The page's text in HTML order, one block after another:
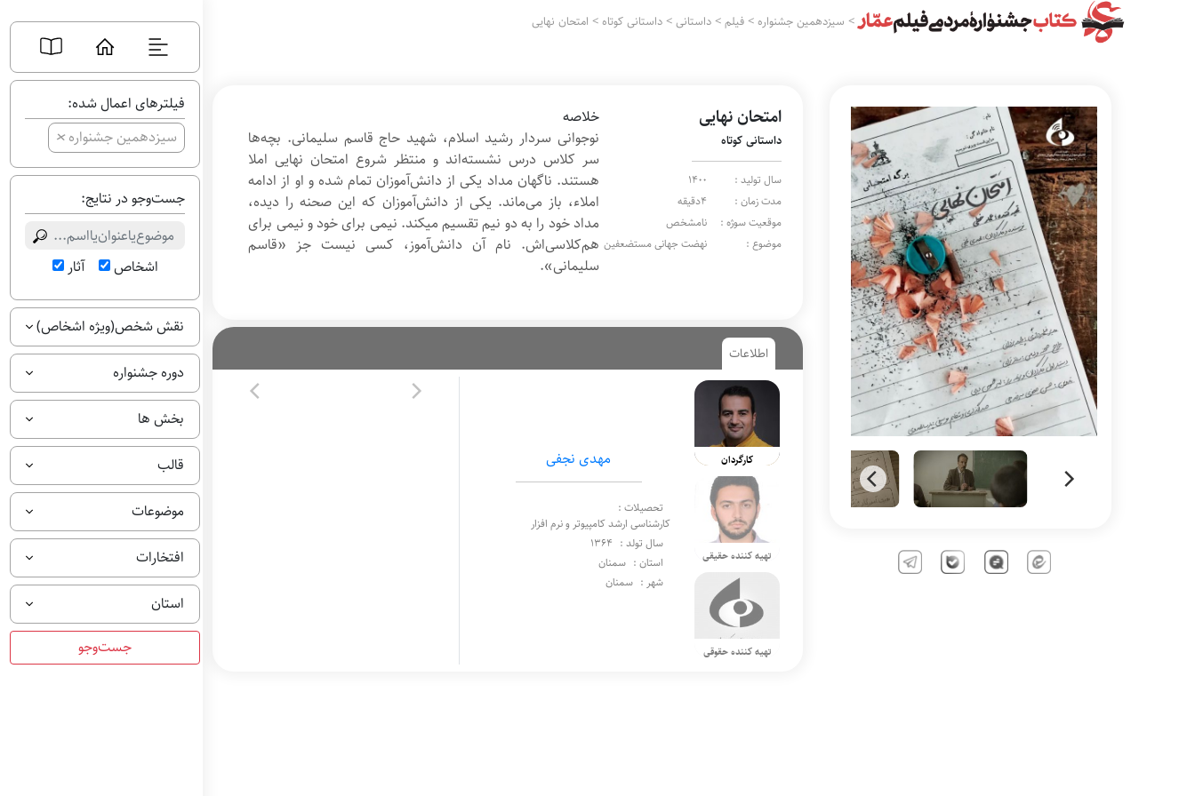
فیلترهای اعمال شده:
سیزدهمین جشنواره+
جست‌وجو در نتایج:
اشخاص آثار
نقش شخص(ویژه اشخاص)
دوره جشنواره
بخش ها
قالب
موضوعات
افتخارات
استان
> سیزدهمین جشنواره >فیلم >داستانی >داستانی کوتاه > امتحان نهایی
امتحان نهایی
داستانی کوتاه
سال تولید :
1400
مدت زمان :
4دقیقه
موقعیت سوژه :
نامشخص
موضوع :
نهضت جهانی مستضعفین
خلاصه
نوجوانی سردار رشید اسلام، شهید حاج قاسم سلیمانی. بچه‌‌ها
سر کلاس درس نشسته‌اند و منتظر شروع امتحان نهایی املا
هستند. ناگهان مداد یکی از دانش‌آموزان تمام شده و او از ادامه
املاء، باز می‌ماند. یکی از دانش‌آموزان که این صحنه را دیده،
مداد خود را به دو نیم تقسیم میکند. نیمی برای خود و نیمی برای
هم‌کلاسی‌اش. نام آن دانش‌آموز، کسی نیست جز «قاسم
سلیمانی».
اطلاعات
کارگردان
تهیه کننده حقیقی
تهیه کننده حقوقی
مهدی نجفی
تحصیلات :
کارشناسی ارشد کامپیوتر و نرم افزار
سال تولد : 1364
استان : سمنان
شهر : سمنان